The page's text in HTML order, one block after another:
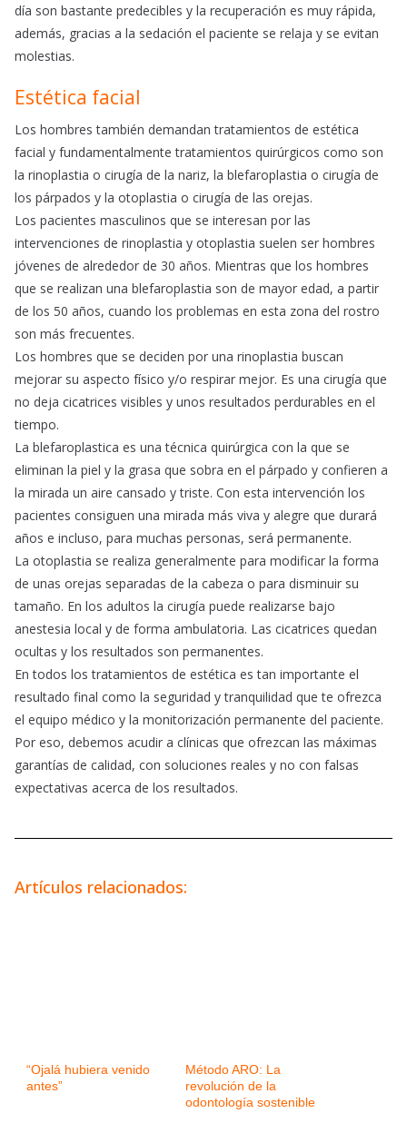
día son bastante predecibles y la recuperación es muy rápida,
además, gracias a la sedación el paciente se relaja y se evitan
molestias.
Estética facial
Los hombres también demandan tratamientos de estética
facial y fundamentalmente tratamientos quirúrgicos como son
la rinoplastia o cirugía de la nariz, la blefaroplastia o cirugía de
los párpados y la otoplastia o cirugía de las orejas.
Los pacientes masculinos que se interesan por las
intervenciones de rinoplastia y otoplastia suelen ser hombres
jóvenes de alrededor de 30 años. Mientras que los hombres
que se realizan una blefaroplastia son de mayor edad, a partir
de los 50 años, cuando los problemas en esta zona del rostro
son más frecuentes.
Los hombres que se deciden por una rinoplastia buscan
mejorar su aspecto físico y/o respirar mejor. Es una cirugía que
no deja cicatrices visibles y unos resultados perdurables en el
tiempo.
La blefaroplastica es una técnica quirúrgica con la que se
eliminan la piel y la grasa que sobra en el párpado y confieren a
la mirada un aire cansado y triste. Con esta intervención los
pacientes consiguen una mirada más viva y alegre que durará
años e incluso, para muchas personas, será permanente.
La otoplastia se realiza generalmente para modificar la forma
de unas orejas separadas de la cabeza o para disminuir su
tamaño. En los adultos la cirugía puede realizarse bajo
anestesia local y de forma ambulatoria. Las cicatrices quedan
ocultas y los resultados son permanentes.
En todos los tratamientos de estética es tan importante el
resultado final como la seguridad y tranquilidad que te ofrezca
el equipo médico y la monitorización permanente del paciente.
Por eso, debemos acudir a clínicas que ofrezcan las máximas
garantías de calidad, con soluciones reales y no con falsas
expectativas acerca de los resultados.
Artículos relacionados:
“Ojalá hubiera venido
antes”
Método ARO: La
revolución de la
odontología sostenible